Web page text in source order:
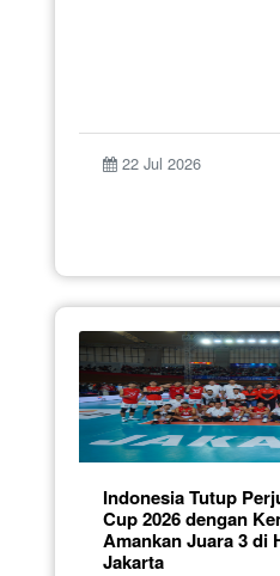
22 Jul 2026
Indonesia Tutup
Cup 2026 dengan
Amankan Juara 3 di
Jakarta